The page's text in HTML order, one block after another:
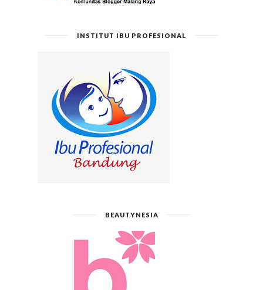
INSTITUT IBU PROFESIONAL
BEAUTYNESIA